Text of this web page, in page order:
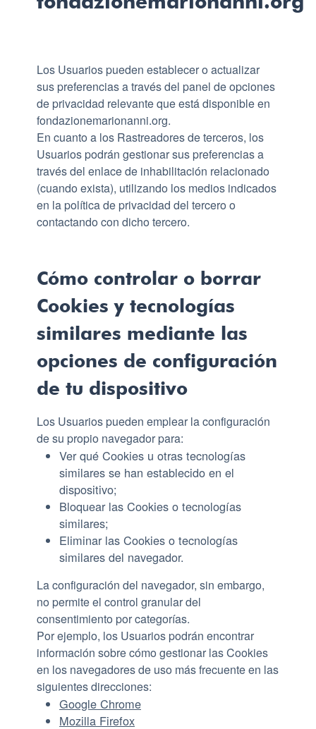
Los Usuarios pueden establecer o actualizar
sus preferencias a través del panel de opciones
de privacidad relevante que está disponible en
fondazionemarionanni.org.
En cuanto a los Rastreadores de terceros, los
Usuarios podrán gestionar sus preferencias a
través del enlace de inhabilitación relacionado
(cuando exista), utilizando los medios indicados
en la política de privacidad del tercero o
contactando con dicho tercero.
Cómo controlar o borrar
Cookies y tecnologías
similares mediante las
opciones de configuración
de tu dispositivo
Los Usuarios pueden emplear la configuración
de su propio navegador para:
Ver qué Cookies u otras tecnologías
similares se han establecido en el
dispositivo;
Bloquear las Cookies o tecnologías
similares;
Eliminar las Cookies o tecnologías
similares del navegador.
La configuración del navegador, sin embargo,
no permite el control granular del
consentimiento por categorías.
Por ejemplo, los Usuarios podrán encontrar
información sobre cómo gestionar las Cookies
en los navegadores de uso más frecuente en las
siguientes direcciones:
Google Chrome
Mozilla Firefox